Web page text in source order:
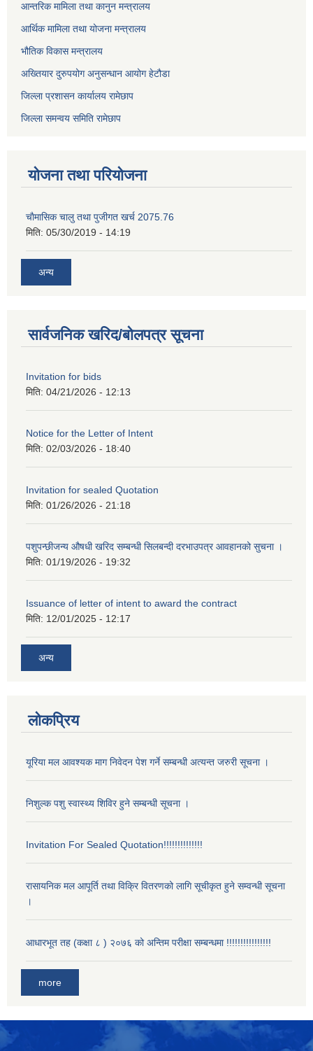
आन्तरिक मामिला तथा कानुन मन्त्रालय
आर्थिक मामिला तथा योजना मन्त्रालय
भौतिक विकास मन्त्रालय
अख्तियार दुरुपयोग अनुसन्धान आयोग हेटौडा
जिल्ला प्रशासन कार्यालय रामेछाप
जिल्ला समन्वय समिति रामेछाप
योजना तथा परियोजना
चाैमासिक चालु तथा पुजीगत खर्च 2075.76
मिति: 05/30/2019 - 14:19
अन्य
सार्वजनिक खरिद/बोलपत्र सूचना
Invitation for bids
मिति: 04/21/2026 - 12:13
Notice for the Letter of Intent
मिति: 02/03/2026 - 18:40
Invitation for sealed Quotation
मिति: 01/26/2026 - 21:18
पशुपन्छीजन्य औषधी खरिद सम्बन्धी सिलबन्दी दरभाउपत्र आवहानको सुचना ।
मिति: 01/19/2026 - 19:32
Issuance of letter of intent to award the contract
मिति: 12/01/2025 - 12:17
अन्य
लोकप्रिय
यूरिया मल आवश्यक माग निवेदन पेश गर्ने सम्बन्धी अत्यन्त जरुरी सूचना ।
निशुल्क पशु स्वास्थ्य शिविर हुने सम्बन्धी सूचना ।
Invitation For Sealed Quotation!!!!!!!!!!!!!!
रासायनिक मल आपूर्ति तथा विक्रि वितरणको लागि सूचीकृत हुने सम्वन्धी सूचना
।
आधारभूत तह (कक्षा ८ ) २०७६ को अन्तिम परीक्षा सम्बन्धमा !!!!!!!!!!!!!!!!
more